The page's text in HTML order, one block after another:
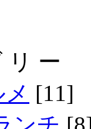
リ ー
[11]